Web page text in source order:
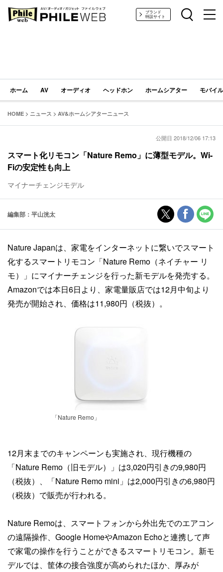
PHILE WEB｜AV/オーディオ/ガジェットブランド
特設サイト
ホーム AV オーディオ ヘッドホン ホームシアター モバイ
HOME > ニュース > AV&ホームシアターニュース
公開日 2018/12/06 17:13
スマート化リモコン「Nature Remo」に薄型モデル。Wi-
Fiの安定性も向上
マイナーチェンジモデル
編集部：平山洸太
Nature Japanは、家電をインターネットに繋いでスマート
化するスマートリモコン「Nature Remo（ネイチャー リ
モ）」にマイナーチェンジを行った新モデルを発売する。
Amazonでは本日6日より、家電量販店では12月中旬より
発売が開始され、価格は11,980円（税抜）。
「Nature Remo」
12月末までのキャンペーンも実施され、現行機種の
「Nature Remo（旧モデル）」は3,020円引きの9,980円
（税抜）、「Nature Remo mini」は2,000円引きの6,980円
（税抜）で販売が行われる。
Nature Remoは、スマートフォンから外出先でのエアコン
の遠隔操作、Google HomeやAmazon Echoと連携して声
で家電の操作を行うことができるスマートリモコン。新モ
デルでは、筐体の接合強度が高められたほか、厚みが